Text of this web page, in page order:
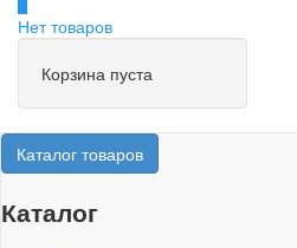
Нет товаров
Корзина пуста
Каталог товаров
Каталог